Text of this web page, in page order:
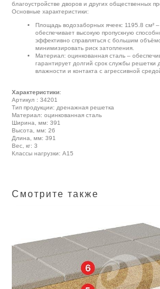
благоустройстве дворов и других общественных
Основные характеристики:
Площадь водозаборных ячеек: 1195.8 см²
обеспечивает высокую пропускную
эффективно справляться с большим
минимизировать риск затопления.
Материал: оцинкованная сталь –
гарантирует долгий срок службы решетки
влажности и контакта с агрессивной
Характеристики:
Артикул : 34201
Тип продукции: дренажная решетка
Материал: оцинкованная сталь
Ширина, мм: 391
Высота, мм: 26
Длина, мм: 391
Вес, кг: 3
Классы нагрузки: A15
Смотрите также